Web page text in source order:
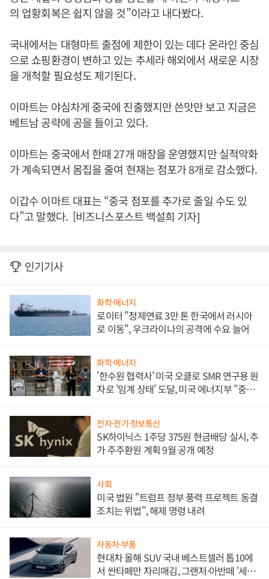
의 업황회복은 쉽지 않을 것”이라고 내다봤다.
국내에서는 대형마트 출점에 제한이 있는 데다 온라인 중심
으로 쇼핑환경이 변하고 있는 추세라 해외에서 새로운 시장
을 개척할 필요성도 제기된다.
이마트는 야심차게 중국에 진출했지만 쓴맛만 보고 지금은
베트남 공략에 공을 들이고 있다.
이마트는 중국에서 한때 27개 매장을 운영했지만 실적악화
가 계속되면서 몸집을 줄여 현재는 점포가 8개로 감소했다.
이갑수 이마트 대표는 “중국 점포를 추가로 줄일 수도 있
다”고 말했다. [비즈니스포스트 백설희 기자]
인기기사
화학·에너지
로이터 "정제연료 3만 톤 한국에서 러시아
로 이동", 우크라이나의 공격에 수요 늘어
화학·에너지
'한수원 협력사' 미국 오클로 SMR 연구용 원
자로 '임계 상태' 도달, 미국 에너지부 "중요
전자·전기·정보통신
SK하이닉스 1주당 375원 현금배당 실시, 추
가 주주환원 계획 9월 공개 예정
사회
미국 법원 "트럼프 정부 풍력 프로젝트 동결
조치는 위법", 해제 명령 내려
자동차·부품
현대차 올해 SUV 국내 베스트셀러 톱10에
서 싼타페만 자리매김, 그랜저·아반떼 '세단